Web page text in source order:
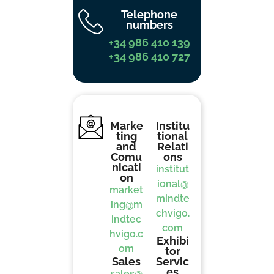
Telephone
numbers
+34 986 410 139
+34 986 410 727
Marke
ting
and
Comu
nicati
on
market
ing@m
indtec
hvigo.c
om
Sales
Institu
tional
Relati
ons
institut
ional@
mindte
chvigo.
com
Exhibi
tor
Servic